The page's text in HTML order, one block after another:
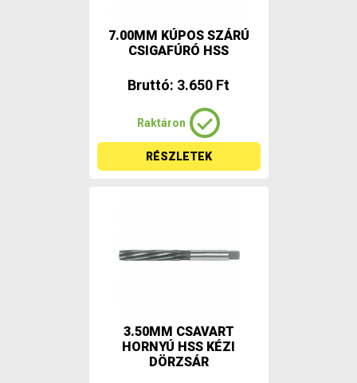
7.00MM KÚPOS SZÁRÚ
CSIGAFÚRÓ HSS
Bruttó: 3.650 Ft
Raktáron
RÉSZLETEK
3.50MM CSAVART
HORNYÚ HSS KÉZI
DÖRZSÁR